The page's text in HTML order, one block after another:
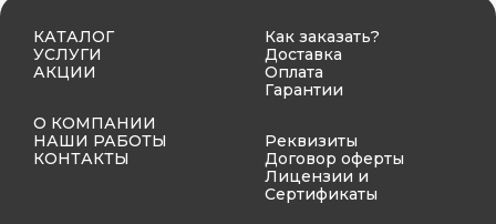
КАТАЛОГ
УСЛУГИ
АКЦИИ
О КОМПАНИИ
НАШИ РАБОТЫ
КОНТАКТЫ
Как заказать?
Доставка
Оплата
Гарантии
Реквизиты
Договор оферты
Лицензии и
Сертификаты